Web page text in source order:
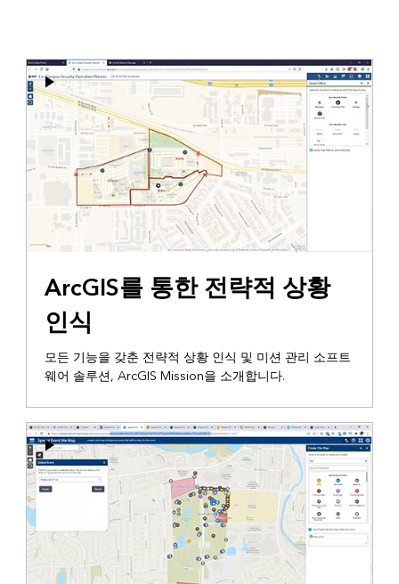
ArcGIS를 통한 전략적 상황
인식
모든 기능을 갖춘 전략적 상황 인식 및 미션 관리 소프트
웨어 솔루션, ArcGIS Mission을 소개합니다.